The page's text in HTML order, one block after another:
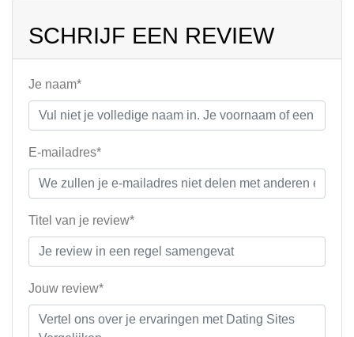
SCHRIJF EEN REVIEW
Je naam*
E-mailadres*
Titel van je review*
Jouw review*